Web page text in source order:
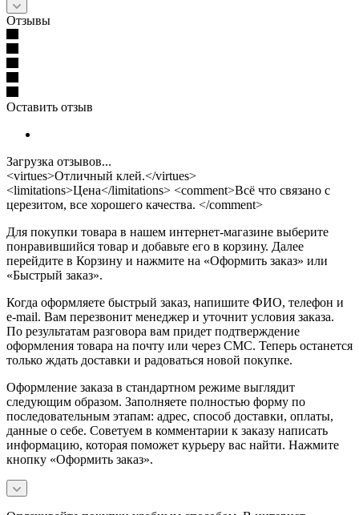
Отзывы
Оставить отзыв
Загрузка отзывов...
<virtues>Отличный клей.</virtues>
<limitations>Цена</limitations> <comment>Всё что связано с
церезитом, все хорошего качества. </comment>
Для покупки товара в нашем интернет-магазине выберите
понравившийся товар и добавьте его в корзину. Далее
перейдите в Корзину и нажмите на «Оформить заказ» или
«Быстрый заказ».
Когда оформляете быстрый заказ, напишите ФИО, телефон и
e-mail. Вам перезвонит менеджер и уточнит условия заказа.
По результатам разговора вам придет подтверждение
оформления товара на почту или через СМС. Теперь останется
только ждать доставки и радоваться новой покупке.
Оформление заказа в стандартном режиме выглядит
следующим образом. Заполняете полностью форму по
последовательным этапам: адрес, способ доставки, оплаты,
данные о себе. Советуем в комментарии к заказу написать
информацию, которая поможет курьеру вас найти. Нажмите
кнопку «Оформить заказ».